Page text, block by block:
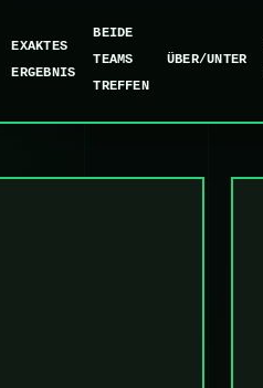
EXAKTES
ERGEBNIS
BEIDE
TEAMS
TREFFEN
ÜBER/UNTER